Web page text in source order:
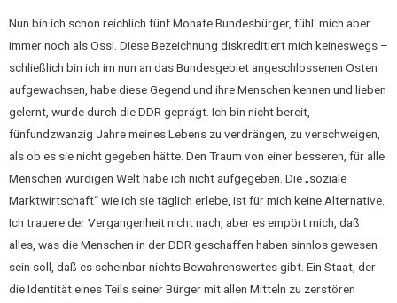
Nun bin ich schon reichlich fünf Monate Bundesbürger, fühl‘ mich aber
immer noch als Ossi. Diese Bezeichnung diskreditiert mich keineswegs –
schließlich bin ich im nun an das Bundesgebiet angeschlossenen Osten
aufgewachsen, habe diese Gegend und ihre Menschen kennen und lieben
gelernt, wurde durch die DDR geprägt. Ich bin nicht bereit,
fünfundzwanzig Jahre meines Lebens zu verdrängen, zu verschweigen,
als ob es sie nicht gegeben hätte. Den Traum von einer besseren, für alle
Menschen würdigen Welt habe ich nicht aufgegeben. Die „soziale
Marktwirtschaft“ wie ich sie täglich erlebe, ist für mich keine Alternative.
Ich trauere der Vergangenheit nicht nach, aber es empört mich, daß
alles, was die Menschen in der DDR geschaffen haben sinnlos gewesen
sein soll, daß es scheinbar nichts Bewahrenswertes gibt. Ein Staat, der
die Identität eines Teils seiner Bürger mit allen Mitteln zu zerstören